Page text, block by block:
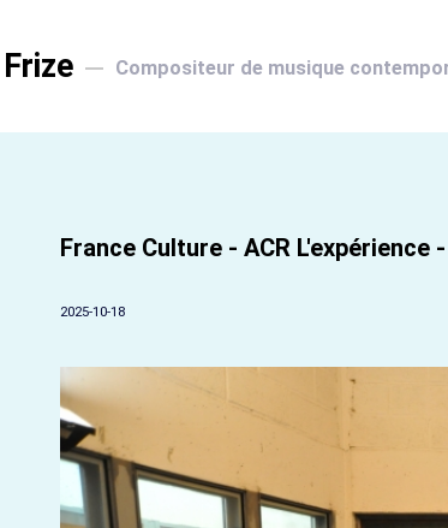
Compositeur de musique
France Culture - ACR L'expérience
2025-10-18